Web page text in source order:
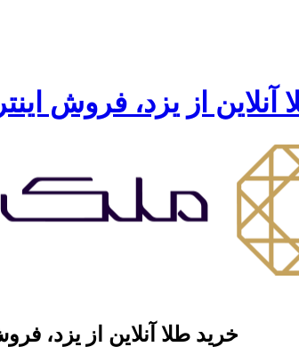
آنلاین از یزد، فروش
خرید طلا آنلاین از یزد،